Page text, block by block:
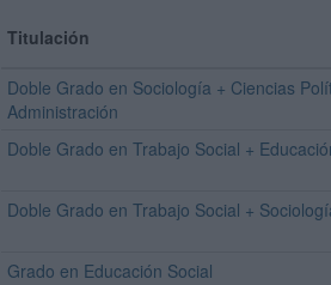
Titulación
Doble Grado en Sociología + Ciencias
Administración
Doble Grado en Trabajo Social +
Doble Grado en Trabajo Social +
Grado en Educación Social